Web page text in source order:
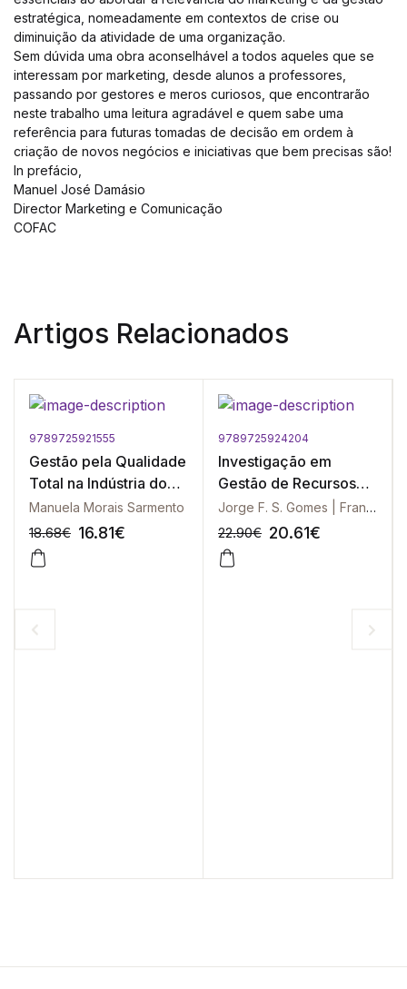
estratégica, nomeadamente em contextos de crise ou
diminuição da atividade de uma organização.
Sem dúvida uma obra aconselhável a todos aqueles que se
interessam por marketing, desde alunos a professores,
passando por gestores e meros curiosos, que encontrarão
neste trabalho uma leitura agradável e quem sabe uma
referência para futuras tomadas de decisão em ordem à
criação de novos negócios e iniciativas que bem precisas são!
In prefácio,
Manuel José Damásio
Director Marketing e Comunicação
COFAC
Artigos Relacionados
9789725921555
Gestão pela Qualidade
Total na Indústria do
Alojamento Turístico
Manuela Morais Sarmento
18.68€ 16.81€
-10%
9789725924204
Investigação em
Gestão de Recursos
Humanos
Jorge F. S. Gomes | Francisco Cesário
22.90€ 20.61€